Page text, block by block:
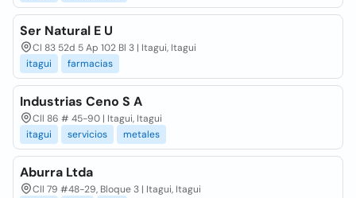
Ser Natural E U
Cl 83 52d 5 Ap 102 Bl 3 | Itagui, Itagui
itagui
farmacias
Industrias Ceno S A
Cll 86 # 45-90 | Itagui, Itagui
itagui
servicios metales
Aburra Ltda
Cll 79 #48-29, Bloque 3 | Itagui, Itagui